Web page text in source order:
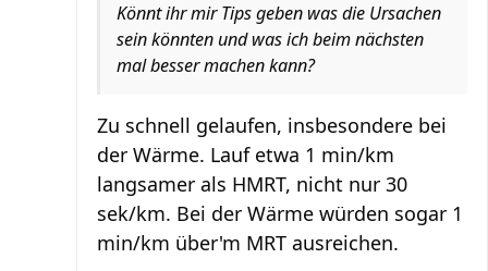
Könnt ihr mir Tips geben was die Ursachen
sein könnten und was ich beim nächsten
mal besser machen kann?
Zu schnell gelaufen, insbesondere bei
der Wärme. Lauf etwa 1 min/km
langsamer als HMRT, nicht nur 30
sek/km. Bei der Wärme würden sogar 1
min/km über'm MRT ausreichen.